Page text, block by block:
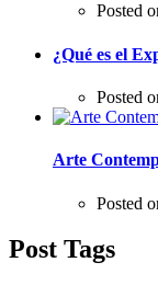
Posted
¿Qué es el
Posted
Arte
Posted
Post Tags